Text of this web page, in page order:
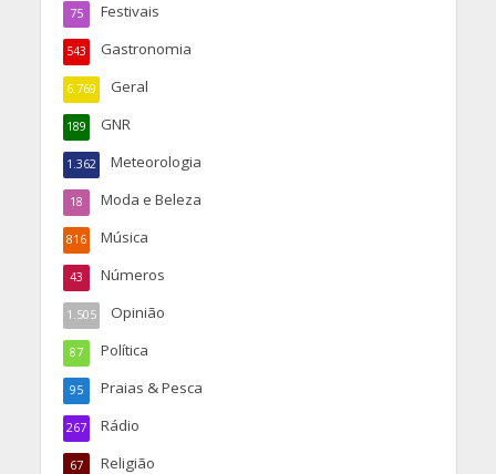
Festivais
75
Gastronomia
543
Geral
6.769
GNR
189
Meteorologia
1.362
Moda e Beleza
18
Música
816
Números
43
Opinião
1.505
Política
87
Praias & Pesca
95
Rádio
267
Religião
67